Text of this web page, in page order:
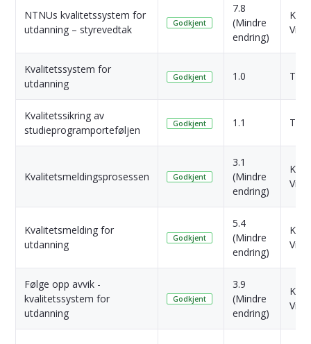
NTNUs kvalitetssystem for
utdanning – styrevedtak
Godkjent
7.8
(Mindre
endring)
Kari
Kvalitetssystem for
utdanning
Godkjent 1.0
Kvalitetssikring av
studieprogramporteføljen
Godkjent 1.1
Kvalitetsmeldingsprosessen Godkjent
3.1
(Mindre
endring)
Kari
Kvalitetsmelding for
utdanning
Godkjent
5.4
(Mindre
endring)
Kari
Følge opp avvik -
kvalitetssystem for
utdanning
Godkjent
3.9
(Mindre
endring)
Kari